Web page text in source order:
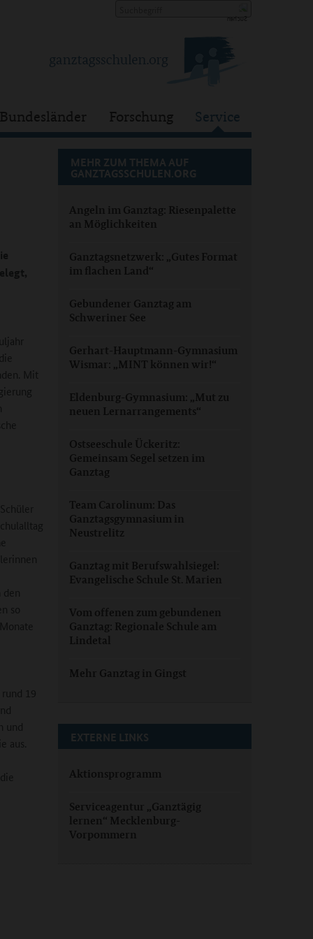
Bundesländer Forschung Service
Mit
den
so
19
und
MEHR ZUM THEMA AUF
GANZTAGSSCHULEN.ORG
Angeln im Ganztag: Riesenpalette
an Möglichkeiten
Ganztagsnetzwerk: „Gutes Format
im flachen Land“
Gebundener Ganztag am
Schweriner See
Gerhart-Hauptmann-Gymnasium
Wismar: „MINT können wir!“
Eldenburg-Gymnasium: „Mut zu
neuen Lernarrangements“
Ostseeschule Ückeritz:
Gemeinsam Segel setzen im
Ganztag
Team Carolinum: Das
Ganztagsgymnasium in
Neustrelitz
Ganztag mit Berufswahlsiegel:
Evangelische Schule St. Marien
Vom offenen zum gebundenen
Ganztag: Regionale Schule am
Lindetal
Mehr Ganztag in Gingst
EXTERNE LINKS
Aktionsprogramm
Serviceagentur „Ganztägig
lernen“ Mecklenburg-
Vorpommern